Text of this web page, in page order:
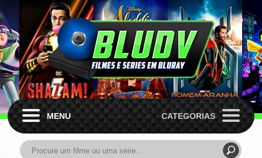
MENU CATEGORIAS